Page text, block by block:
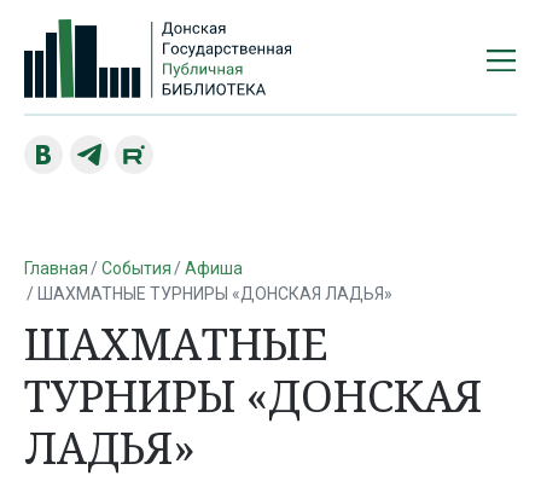
Главная События
Афиша
ШАХМАТНЫЕ ТУРНИРЫ «ДОНСКАЯ ЛАДЬЯ»
ШАХМАТНЫЕ
ТУРНИРЫ «ДОНСКАЯ
ЛАДЬЯ»